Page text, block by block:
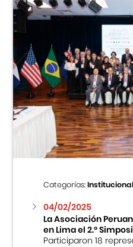
Categorías:
04/02/2025
La Asociación
en Lima el 2.º
Participaron 18